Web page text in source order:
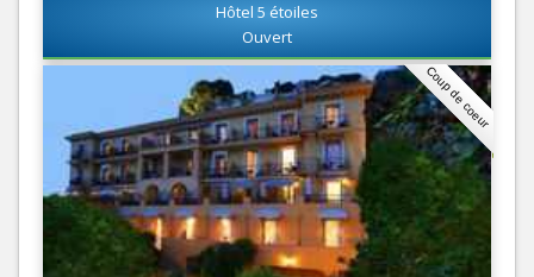
Hôtel 5 étoiles
Ouvert
Coup de coeur